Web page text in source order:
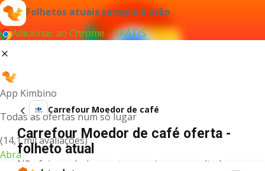
Folhetos atuais sempre à mão
Adicionar ao Chrome - GRÁTIS
App Kimbino
Todas as ofertas num só lugar
(14,1 mil avaliações)
Abra
Carrefour Moedor de café
Carrefour Moedor de café oferta -
folheto atual
Não foi possível encontrar quaisquer resultados